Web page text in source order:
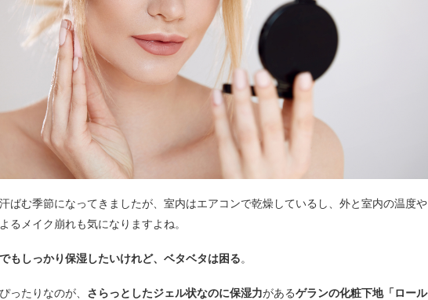
ばむ季節になってきましたが、室内はエアコンで乾燥しているし、外と室内の温度や
るメイク崩れも気になりますよね。
もしっかり保湿したいけれど、ベタベタは困る。
ったりなのが、 さらっとしたジェル状なのに保湿力があるゲランの化粧下地「ロール